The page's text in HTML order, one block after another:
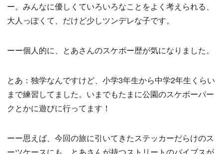
ー。みんなに優しくていろいろなことをよく考えられる、
大人っぽくて、だけど少しツンデレな子です。
ーー個人的に、とあさんのスケボー歴が気になりました。
とあ：独学なんですけど、小学3年生から中学2年生くらい
まで練習してました。いまでもたまに公園のスケボーパー
クとかに遊びに行ってます！
ーー思えば、今回の旅に引いてきたステッカーだらけのス